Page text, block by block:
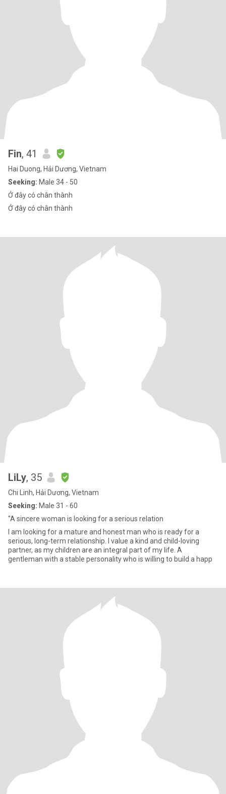
Fin, 41
Hai Duong, Hải Dương, Vietnam
Seeking: Male 34 - 50
Ở đây có chân thành
Ở đây có chân thành
LiLy, 35
Chi Linh, Hải Dương, Vietnam
Seeking: Male 31 - 60
"A sincere woman is looking for a serious relation
I am looking for a mature and honest man who is ready for a
serious, long-term relationship. I value a kind and child-loving
partner, as my children are an integral part of my life. A
gentleman with a stable personality who is willing to build a happ